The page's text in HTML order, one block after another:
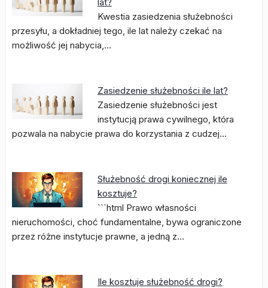
Kwestia zasiedzenia służebności
przesyłu, a dokładniej tego, ile lat należy czekać na
możliwość jej nabycia,…
Zasiedzenie służebności ile lat?
Zasiedzenie służebności jest
instytucją prawa cywilnego, która
pozwala na nabycie prawa do korzystania z cudzej…
Służebność drogi koniecznej ile
kosztuje?
```html Prawo własności
nieruchomości, choć fundamentalne, bywa ograniczone
przez różne instytucje prawne, a jedną z…
Ile kosztuje służebność drogi?